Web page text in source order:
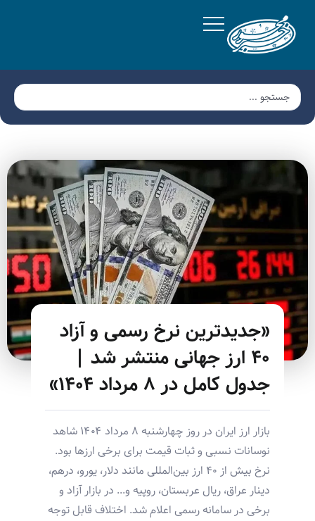
«جدیدترین نرخ رسمی و آزاد
۴۰ ارز جهانی منتشر شد |
جدول کامل در ۸ مرداد ۱۴۰۴»
بازار ارز ایران در روز چهارشنبه ۸ مرداد ۱۴۰۴ شاهد
نوسانات نسبی و ثبات قیمت برای برخی ارزها بود.
نرخ بیش از ۴۰ ارز بین‌المللی مانند دلار، یورو، درهم،
دینار عراق، ریال عربستان، روپیه و... در بازار آزاد و
برخی در سامانه رسمی اعلام شد. اختلاف قابل توجه